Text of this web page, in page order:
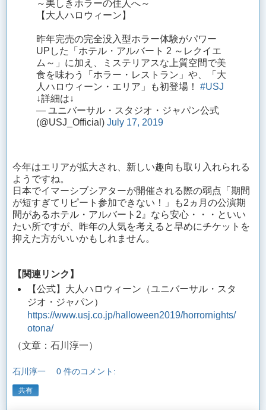
～美しきホラーの住人へ～
【大人ハロウィーン】
昨年完売の完全没入型ホラー体験がパワー
UPした「ホテル・アルバート 2 ～レクイエ
ム～」に加え、ミステリアスな上質空間で美
食を味わう「ホラー・レストラン」や、「大
人ハロウィーン・エリア」も初登場！ #USJ
↓詳細は↓
— ユニバーサル・スタジオ・ジャパン公式
(@USJ_Official) July 17, 2019
今年はエリアが拡大され、新しい趣向も取り入れられる
ようですね。
日本でイマーシブシアターが開催される際の弱点「期間
が短すぎてリピート参加できない！」も2ヵ月の公演期
間があるホテル・アルバート2』なら安心・・・といい
たい所ですが、昨年の人気を考えると早めにチケットを
抑えた方がいいかもしれません。
【関連リンク】
【公式】大人ハロウィーン（ユニバーサル・スタ
ジオ・ジャパン）
https://www.usj.co.jp/halloween2019/horrornights/
otona/
（文章：石川淳一）
石川淳一 0 件のコメント:
共有